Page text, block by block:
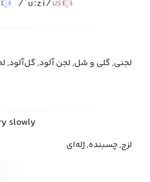
/ˈuːzi/US
لجنی, گلی و شل, لجن آلود, گل‌آلود,
slowly
لزج, چسبنده, ژله‌ای